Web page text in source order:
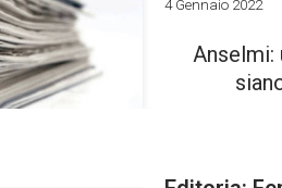
4 Gennaio 2022
Anselmi: